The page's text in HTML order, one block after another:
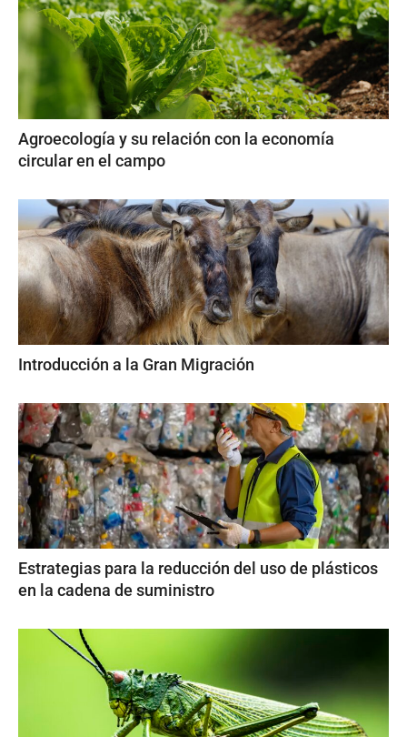
Agroecología y su relación con la economía
circular en el campo
Introducción a la Gran Migración
Estrategias para la reducción del uso de plásticos
en la cadena de suministro